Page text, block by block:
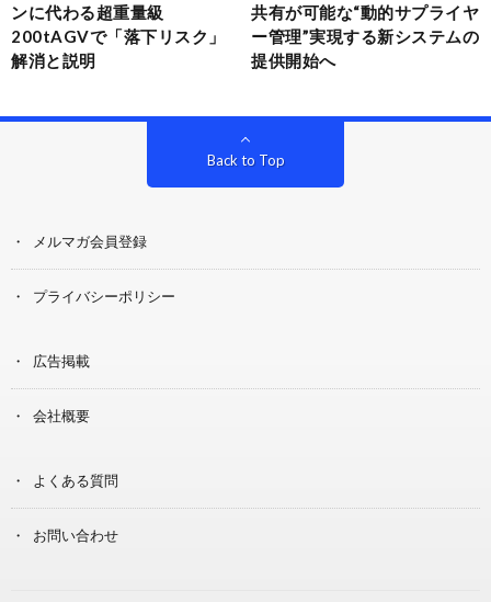
ンに代わる超重量級
200tAGVで「落下リスク」
解消と説明
共有が可能な“動的サプライヤ
ー管理”実現する新システムの
提供開始へ
Back to Top
メルマガ会員登録
プライバシーポリシー
広告掲載
会社概要
よくある質問
お問い合わせ